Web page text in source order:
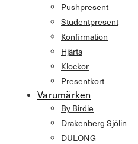
Pushpresent
Studentpresent
Konfirmation
Hjärta
Klockor
Presentkort
Varumärken
By Birdie
Drakenberg Sjölin
DULONG